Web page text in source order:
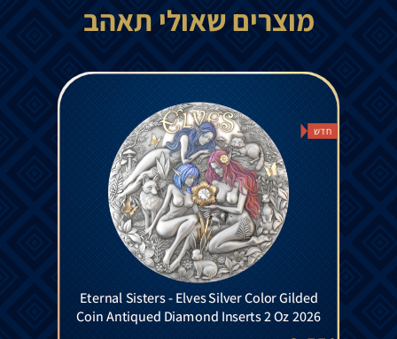
מוצרים שאולי תאהב
חדש
Eternal Sisters - Elves Silver Color Gilded
Coin Antiqued Diamond Inserts 2 Oz 2026